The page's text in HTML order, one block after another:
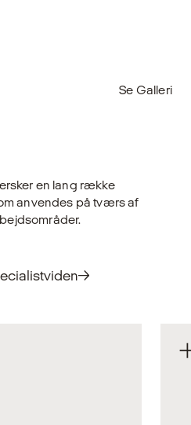
Se Galleri
en lang række
anvendes på tværs af